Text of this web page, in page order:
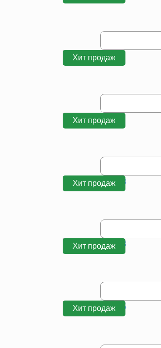
Хит продаж
Хит продаж
Хит продаж
Хит продаж
Хит продаж